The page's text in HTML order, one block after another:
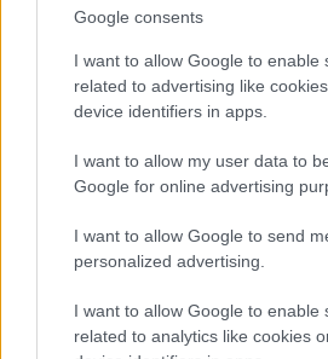
Google consents
I want to allow Google to enable
related to advertising like
device identifiers in apps.
I want to allow my user data to
Google for online advertising
I want to allow Google to send
personalized advertising.
I want to allow Google to enable
related to analytics like cookies
kínaiak nem léphetnek be."
("Jiangnan Memories" (Wen
szeptember 10.)
John K. Fairbank, a Harvard
os tanulmányában hivatkozik
közkertjében lévő gyakran
A megaláztatás és az
példája lett, amit a Kínai
Kuomintang (Kínai Nacionalista
hogy terjedjen ez a tévhit és